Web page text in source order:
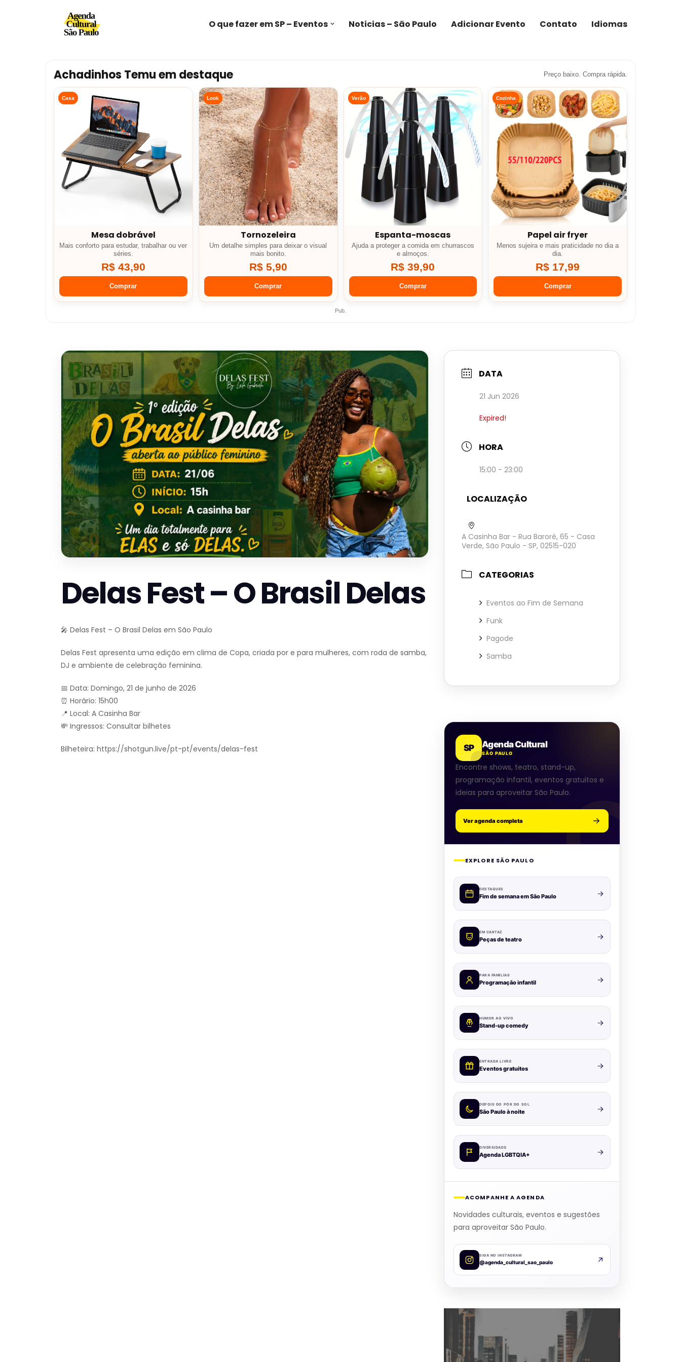
O que fazer em SP – Eventos Noticias – São Paulo Adicionar Evento Contato Idiomas
Achadinhos Temu em destaque Preço baixo. Compra rápida.
Casa
Mesa dobrável
Mais conforto para estudar, trabalhar ou ver
séries.
R$ 43,90
Comprar
Look
Tornozeleira
Um detalhe simples para deixar o visual
mais bonito.
R$ 5,90
Comprar
Verão
Espanta-moscas
Ajuda a proteger a comida em churrascos
e almoços.
R$ 39,90
Comprar
Cozinha
Papel air fryer
Menos sujeira e mais praticidade no dia a
dia.
R$ 17,99
Comprar
Pub.
Delas Fest – O Brasil Delas
🎤 Delas Fest – O Brasil Delas em São Paulo
Delas Fest apresenta uma edição em clima de Copa, criada por e para mulheres, com roda de samba,
DJ e ambiente de celebração feminina.
📅 Data: Domingo, 21 de junho de 2026
⏰ Horário: 15h00
📍 Local: A Casinha Bar
💸 Ingressos: Consultar bilhetes
Bilheteira: https://shotgun.live/pt-pt/events/delas-fest
DATA
21 Jun 2026
Expired!
HORA
15:00 - 23:00
LOCALIZAÇÃO
A Casinha Bar - Rua Baroré, 65 - Casa
Verde, São Paulo - SP, 02515-020
CATEGORIAS
Eventos ao Fim de Semana
Funk
Pagode
Samba
SP Agenda Cultural
SÃO PAULO
Encontre shows, teatro, stand-up,
programação infantil, eventos gratuitos e
ideias para aproveitar São Paulo.
Ver agenda completa
EXPLORE SÃO PAULO
DESTAQUES
Fim de semana em São Paulo
EM CARTAZ
Peças de teatro
PARA FAMÍLIAS
Programação infantil
HUMOR AO VIVO
Stand-up comedy
ENTRADA LIVRE
Eventos gratuitos
DEPOIS DO PÔR DO SOL
São Paulo à noite
DIVERSIDADE
Agenda LGBTQIA+
ACOMPANHE A AGENDA
Novidades culturais, eventos e sugestões
para aproveitar São Paulo.
SIGA NO INSTAGRAM
@agenda_cultural_sao_paulo